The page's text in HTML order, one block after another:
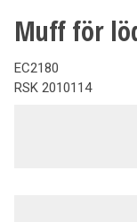
Muff för
EC2180
RSK 2010114